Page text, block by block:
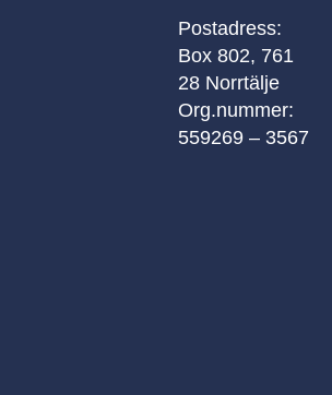
Postadress:
Box 802, 761
28 Norrtälje
Org.nummer:
559269 – 3567